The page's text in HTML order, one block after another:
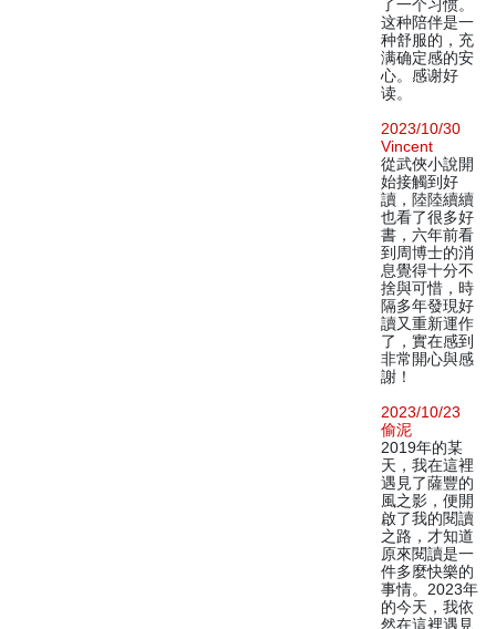
了一个习惯。
这种陪伴是一
种舒服的，充
满确定感的安
心。感谢好
读。
2023/10/30
Vincent
從武俠小說開
始接觸到好
讀，陸陸續續
也看了很多好
書，六年前看
到周博士的消
息覺得十分不
捨與可惜，時
隔多年發現好
讀又重新運作
了，實在感到
非常開心與感
謝！
2023/10/23
偷泥
2019年的某
天，我在這裡
遇見了薩豐的
風之影，便開
啟了我的閱讀
之路，才知道
原來閱讀是一
件多麼快樂的
事情。2023年
的今天，我依
然在這裡遇見